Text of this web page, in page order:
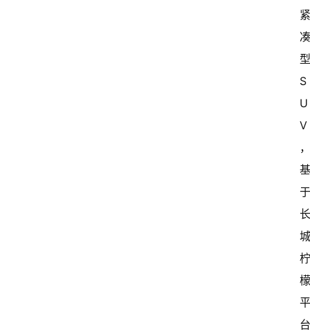
S
U
V